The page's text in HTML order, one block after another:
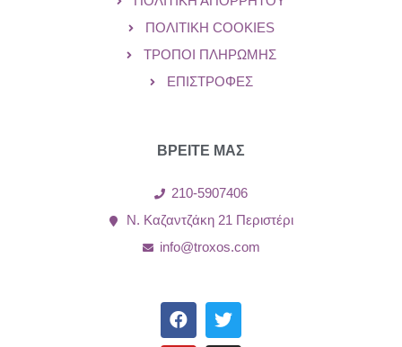
ΠΟΛΙΤΙΚΉ COOKIES
ΤΡΌΠΟΙ ΠΛΗΡΩΜΉΣ
ΕΠΙΣΤΡΟΦΈΣ
ΒΡΕΙΤΕ ΜΑΣ
210-5907406
Ν. Καζαντζάκη 21 Περιστέρι
info@troxos.com